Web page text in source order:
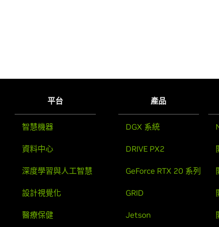
平台
智慧機器
資料中心
深度學習與人工智慧
設計視覺化
醫療保健
產品
DGX 系統
DRIVE PX2
GeForce RTX 20 系列
GRID
Jetson